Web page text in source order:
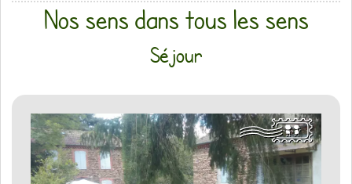
Nos sens dans tous les sens
Séjour